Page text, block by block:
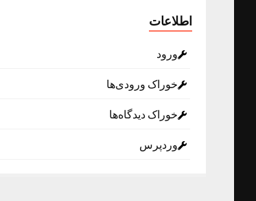
اطلاعات
ورود
خوراک ورودی‌ها
خوراک دیدگاه‌ها
وردپرس